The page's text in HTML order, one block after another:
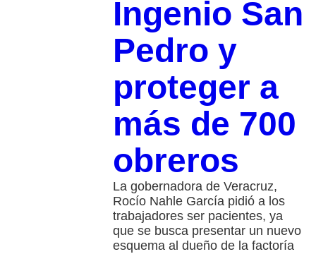
Ingenio San
Pedro y
proteger a
más de 700
obreros
La gobernadora de Veracruz,
Rocío Nahle García pidió a los
trabajadores ser pacientes, ya
que se busca presentar un nuevo
esquema al dueño de la factoría